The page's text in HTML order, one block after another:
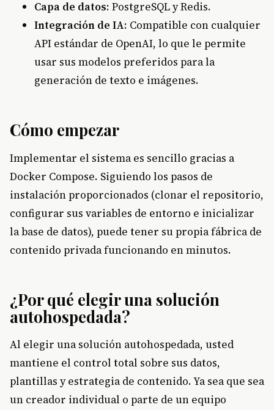
Capa de datos: PostgreSQL y Redis.
Integración de IA: Compatible con cualquier
API estándar de OpenAI, lo que le permite
usar sus modelos preferidos para la
generación de texto e imágenes.
Cómo empezar
Implementar el sistema es sencillo gracias a
Docker Compose. Siguiendo los pasos de
instalación proporcionados (clonar el repositorio,
configurar sus variables de entorno e inicializar
la base de datos), puede tener su propia fábrica de
contenido privada funcionando en minutos.
¿Por qué elegir una solución
autohospedada?
Al elegir una solución autohospedada, usted
mantiene el control total sobre sus datos,
plantillas y estrategia de contenido. Ya sea que sea
un creador individual o parte de un equipo